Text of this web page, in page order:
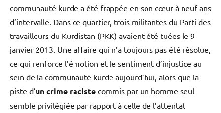
communauté kurde a été frappée en son cœur à neuf ans
d’intervalle. Dans ce quartier, trois militantes du Parti des
travailleurs du Kurdistan (PKK) avaient été tuées le 9
janvier 2013. Une affaire qui n’a toujours pas été résolue,
ce qui renforce l’émotion et le sentiment d’injustice au
sein de la communauté kurde aujourd’hui, alors que la
piste d’un crime raciste commis par un homme seul
semble privilégiée par rapport à celle de l’attentat